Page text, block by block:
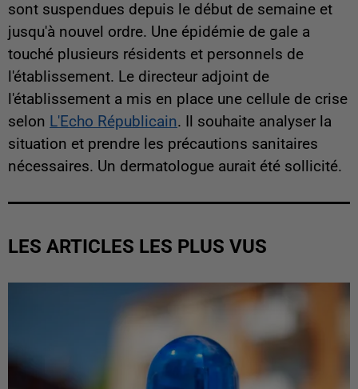
sont suspendues depuis le début de semaine et
jusqu'à nouvel ordre. Une épidémie de gale a
touché plusieurs résidents et personnels de
l'établissement. Le directeur adjoint de
l'établissement a mis en place une cellule de crise
selon L'Echo Républicain. Il souhaite analyser la
situation et prendre les précautions sanitaires
nécessaires. Un dermatologue aurait été sollicité.
LES ARTICLES LES PLUS VUS